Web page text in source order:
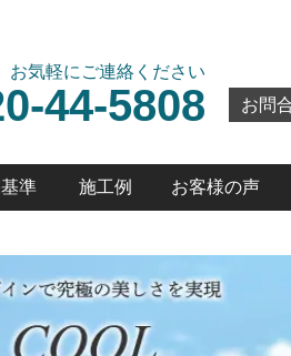
お気軽にご連絡ください
44-5808 お問
準 施工例 お客様の声